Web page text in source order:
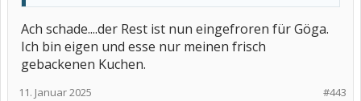
Ach schade....der Rest ist nun eingefroren für Göga.
Ich bin eigen und esse nur meinen frisch
gebackenen Kuchen.
#443
11. Januar 2025